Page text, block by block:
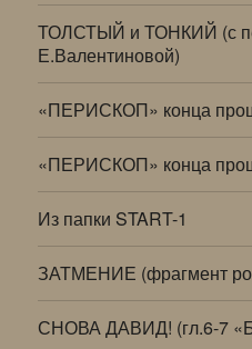
ТОЛСТЫЙ и ТОНКИЙ (с
Е.Валентиновой)
«ПЕРИСКОП» конца
«ПЕРИСКОП» конца
Из папки START-1
ЗАТМЕНИЕ (фрагмент
СНОВА ДАВИД! (гл.6-7